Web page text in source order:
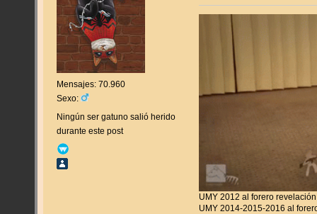
Mensajes: 70.960
Sexo:
Ningún ser gatuno salió herido
durante este post
UMY 2012 al forero revelación
UMY 2014-2015-2016 al